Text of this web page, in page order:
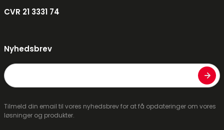
CVR 21 3331 74
Nyhedsbrev
E-
mail
Tilmeld din email til vores nyhedsbrev for at få opdateringer om vores
løsninger og produkter.